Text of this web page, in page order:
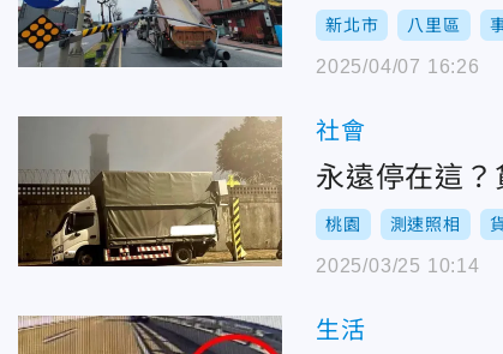
新北市 八里區
2025/04/07 16:26
社會
永遠停在這
桃園 測速照相
2025/03/25 10:14
生活